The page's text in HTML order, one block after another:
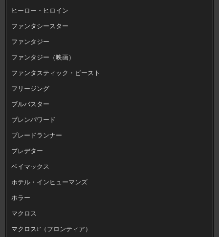
ヒーロー・ヒロイン
ファンタシースター
ファンタジー
ファンタジー（映画）
ファンタスティック・ビースト
フリージング
ブルバスター
ブレンパワード
ブレードランナー
プレデター
ベイマックス
ホテル・インヒューマンズ
ホラー
マクロス
マクロスF（フロンティア）